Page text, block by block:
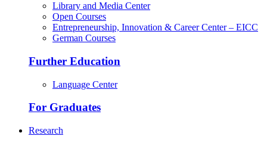
Library and Media Center
Open Courses
Entrepreneurship, Innovation & Career Center – EICC
German Courses
Further Education
Language Center
For Graduates
Research